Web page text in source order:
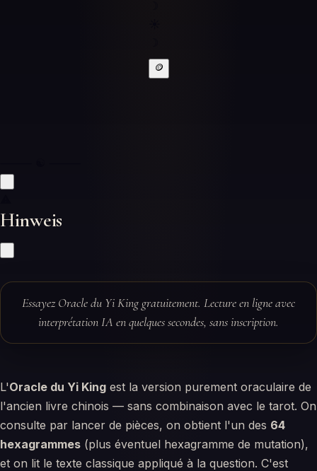
🪙
Hinweis
Essayez Oracle du Yi King gratuitement. Lecture en ligne avec
interprétation IA en quelques secondes, sans inscription.
L'Oracle du Yi King est la version purement oraculaire de
l'ancien livre chinois — sans combinaison avec le tarot. On
consulte par lancer de pièces, on obtient l'un des 64
hexagrammes (plus éventuel hexagramme de mutation),
et on lit le texte classique appliqué à la question. C'est